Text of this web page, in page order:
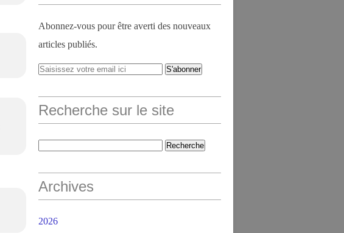
Abonnez-vous pour être averti des nouveaux
articles publiés.
Recherche sur le site
Archives
2026